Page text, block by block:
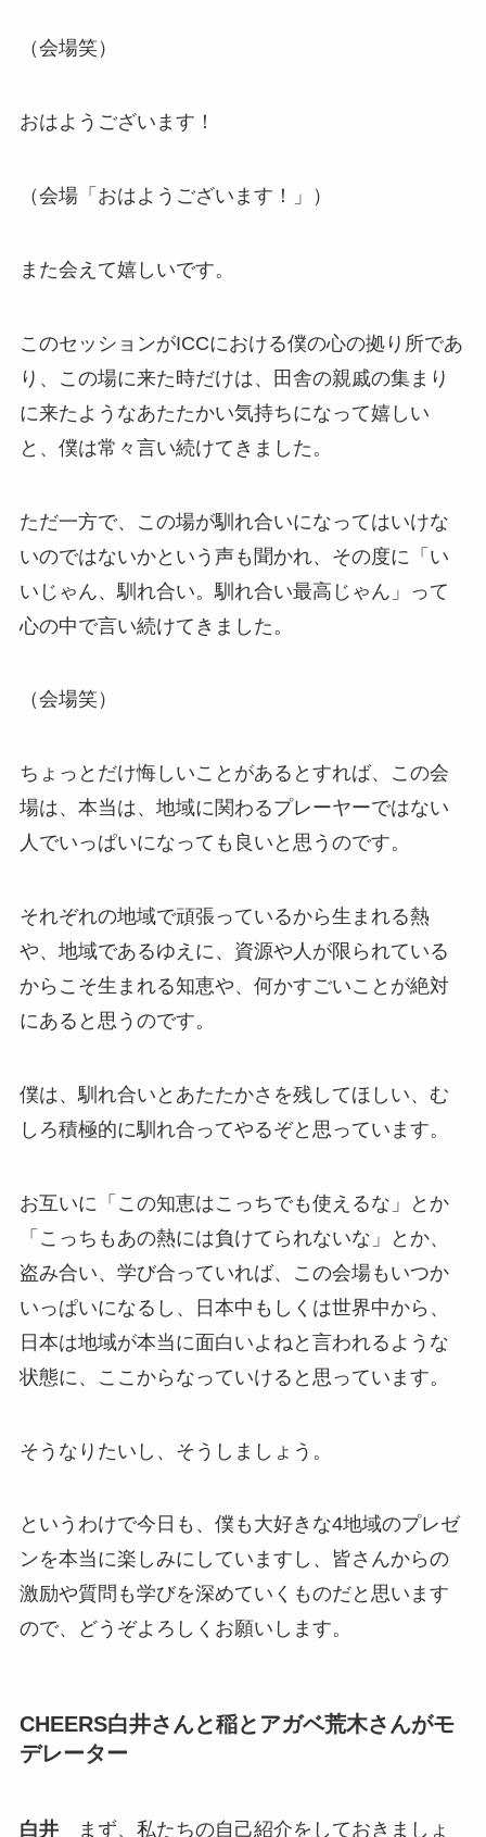
（会場笑）
おはようございます！
（会場「おはようございます！」）
また会えて嬉しいです。
このセッションがICCにおける僕の心の拠り所であ
り、この場に来た時だけは、田舎の親戚の集まり
に来たようなあたたかい気持ちになって嬉しい
と、僕は常々言い続けてきました。
ただ一方で、この場が馴れ合いになってはいけな
いのではないかという声も聞かれ、その度に「い
いじゃん、馴れ合い。馴れ合い最高じゃん」って
心の中で言い続けてきました。
（会場笑）
ちょっとだけ悔しいことがあるとすれば、この会
場は、本当は、地域に関わるプレーヤーではない
人でいっぱいになっても良いと思うのです。
それぞれの地域で頑張っているから生まれる熱
や、地域であるゆえに、資源や人が限られている
からこそ生まれる知恵や、何かすごいことが絶対
にあると思うのです。
僕は、馴れ合いとあたたかさを残してほしい、む
しろ積極的に馴れ合ってやるぞと思っています。
お互いに「この知恵はこっちでも使えるな」とか
「こっちもあの熱には負けてられないな」とか、
盗み合い、学び合っていれば、この会場もいつか
いっぱいになるし、日本中もしくは世界中から、
日本は地域が本当に面白いよねと言われるような
状態に、ここからなっていけると思っています。
そうなりたいし、そうしましょう。
というわけで今日も、僕も大好きな4地域のプレゼ
ンを本当に楽しみにしていますし、皆さんからの
激励や質問も学びを深めていくものだと思います
ので、どうぞよろしくお願いします。
CHEERS白井さんと稲とアガベ荒木さんがモ
デレーター
白井まず、私たちの自己紹介をしておきましょ